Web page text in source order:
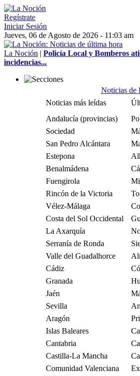
Regístrate
Iniciar Sesión
Jueves, 06 de Agosto de 2026 - 11:03 am
La Noción | Policía Local y Bomberos
incidencias...
Noticias de
Noticias más leídas
Andalucía (provincias)
Sociedad
San Pedro Alcántara
Estepona
Benalmádena
Fuengirola
Rincón de la Victoria
Vélez-Málaga
Costa del Sol Occidental
La Axarquía
Serranía de Ronda
Valle del Guadalhorce
Cádiz
Granada
Jaén
Sevilla
Aragón
Islas Baleares
Cantabria
Castilla-La Mancha
Comunidad Valenciana